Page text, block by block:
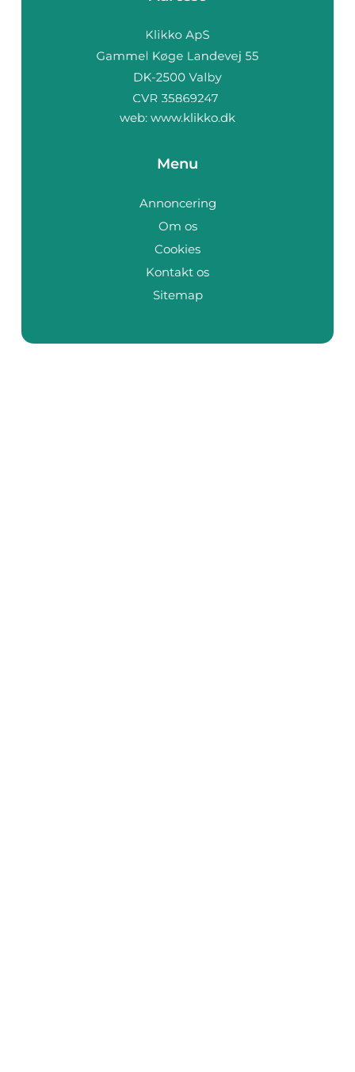
web: www.klikko.dk
Menu
Annoncering
Om os
Cookies
Kontakt os
Sitemap